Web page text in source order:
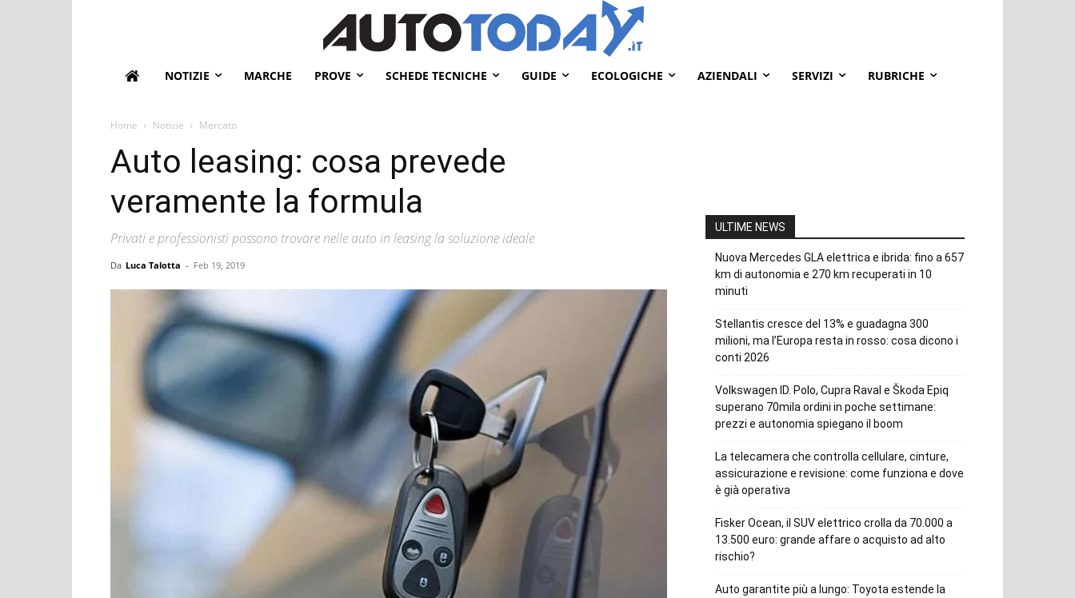
NOTIZIE MARCHE PROVE SCHEDE TECNICHE GUIDE ECOLOGICHE AZIENDALI SERVIZI RUBRICHE
Home Notizie Mercato
Auto leasing: cosa prevede
veramente la formula
Privati e professionisti possono trovare nelle auto in leasing la soluzione ideale
Da Luca Talotta - Feb 19, 2019
ULTIME NEWS
Nuova Mercedes GLA elettrica e ibrida: fino a 657
km di autonomia e 270 km recuperati in 10
minuti
Stellantis cresce del 13% e guadagna 300
milioni, ma l’Europa resta in rosso: cosa dicono i
conti 2026
Volkswagen ID. Polo, Cupra Raval e Škoda Epiq
superano 70mila ordini in poche settimane:
prezzi e autonomia spiegano il boom
La telecamera che controlla cellulare, cinture,
assicurazione e revisione: come funziona e dove
è già operativa
Fisker Ocean, il SUV elettrico crolla da 70.000 a
13.500 euro: grande affare o acquisto ad alto
rischio?
Auto garantite più a lungo: Toyota estende la